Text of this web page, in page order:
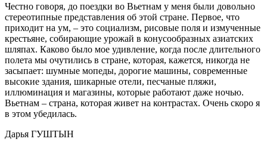
Честно говоря, до поездки во Вьетнам у меня были довольно
стереотипные представления об этой стране. Первое, что
приходит на ум, – это социализм, рисовые поля и измученные
крестьяне, собирающие урожай в конусообразных азиатских
шляпах. Каково было мое удивление, когда после длительного
полета мы очутились в стране, которая, кажется, никогда не
засыпает: шумные мопеды, дорогие машины, современные
высокие здания, шикарные отели, песчаные пляжи,
иллюминация и магазины, которые работают даже ночью.
Вьетнам – страна, которая живет на контрастах. Очень скоро я
в этом убедилась.
Дарья ГУШТЫН